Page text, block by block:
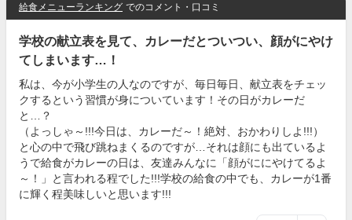
給食メニューランキング でのコメント・口コミ
学校の献立表を見て、カレーだとついつい、顔がにやけ
てしまいます…！
私は、今が小学生の人なのですが、毎日毎日、献立表をチェッ
クするという習慣が身についています！その日がカレーだ
と…？
（よっしゃ～!!!今日は、カレーだ～！絶対、おかわりしよ!!!）
と心の中で飛び跳ねまくるのですが…それは顔にも出ているよ
うで給食がカレーの日は、友達みんなに「顔がににやけてるよ
～！」と言われる程でした!!!学校の給食の中でも、カレーが1番
に輝く程美味しいと思います!!!